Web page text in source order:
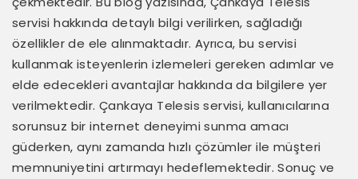
servisi hakkında detaylı bilgi verilirken, sağladığı
özellikler de ele alınmaktadır. Ayrıca, bu servisi
kullanmak isteyenlerin izlemeleri gereken adımlar ve
elde edecekleri avantajlar hakkında da bilgilere yer
verilmektedir. Çankaya Telesis servisi, kullanıcılarına
sorunsuz bir internet deneyimi sunma amacı
güderken, aynı zamanda hızlı çözümler ile müşteri
memnuniyetini artırmayı hedeflemektedir. Sonuç ve